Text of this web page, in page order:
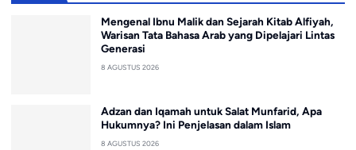
Mengenal Ibnu Malik dan Sejarah Kitab Alfiyah,
Warisan Tata Bahasa Arab yang Dipelajari Lintas
Generasi
8 AGUSTUS 2026
Adzan dan Iqamah untuk Salat Munfarid, Apa
Hukumnya? Ini Penjelasan dalam Islam
8 AGUSTUS 2026